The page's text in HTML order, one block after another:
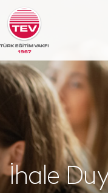
İhale